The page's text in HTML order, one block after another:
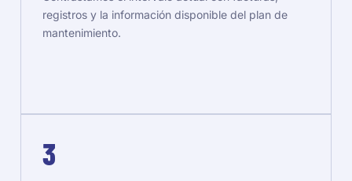
registros y la información disponible del plan de
mantenimiento.
3